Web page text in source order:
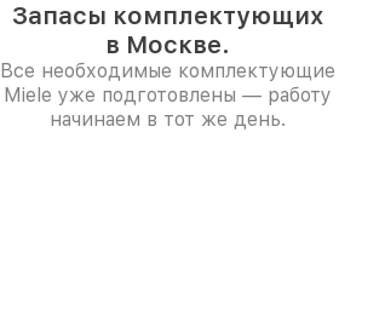
Запасы комплектующих
в Москве.
Все необходимые комплектующие
Miele уже подготовлены — работу
начинаем в тот же день.